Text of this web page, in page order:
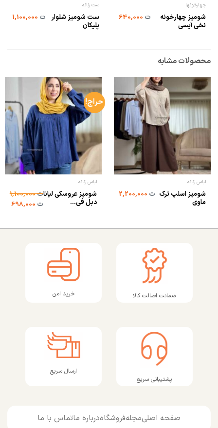
چهارخونها
شومیز چهارخونه
نخی آیسی
ت640,000
ست زنانه
ست شومیز شلوار
پلیکان
ت1,100,000
محصولات مشابه
لباس زنانه
شومیز اسلپ ترک
ماوی
ت2,200,000
حراج!
لباس زنانه
شومیز عروسکی لیانا
دبل فی...
ت1,100,000
ت698,000
ضمانت اصالت کالا خرید امن
پشتیبانی سریع
ارسال سریع
صفحه اصلیمجلهفروشگاهدرباره ماتماس با ما